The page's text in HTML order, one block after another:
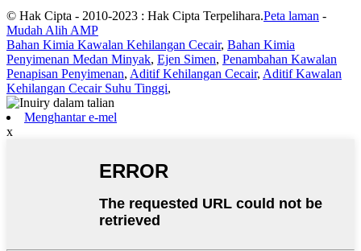
© Hak Cipta - 2010-2023 : Hak Cipta Terpelihara.Peta laman -
Mudah Alih AMP
Bahan Kimia Kawalan Kehilangan Cecair, Bahan Kimia
Penyimenan Medan Minyak, Ejen Simen, Penambahan Kawalan
Penapisan Penyimenan, Aditif Kehilangan Cecair, Aditif Kawalan
Kehilangan Cecair Suhu Tinggi,
Menghantar e-mel
x